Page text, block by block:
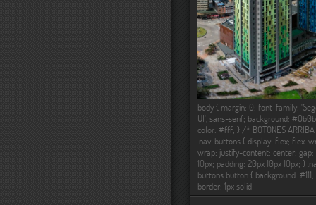
body { margin: 0; font-family:
UI', sans-serif; background:
color: #fff; } /* BOTONES
.nav-buttons { display: flex; flex-
wrap; justify-content: center; gap:
10px; padding: 20px 10px 10px; }
buttons button { background: #111;
border: 1px solid